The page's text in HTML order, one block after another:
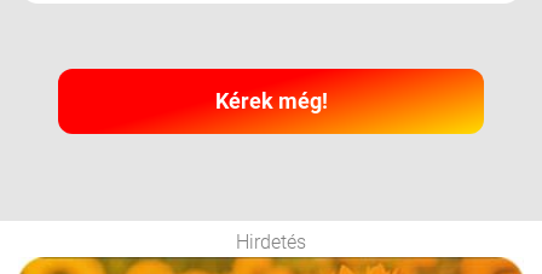
Kérek még!
Hirdetés